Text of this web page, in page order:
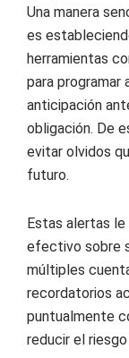
Una manera
es
herramientas
para programar
anticipación
obligación. De
evitar olvidos
futuro.
Estas alertas
efectivo sobre
múltiples
recordatorios
puntualmente
reducir el